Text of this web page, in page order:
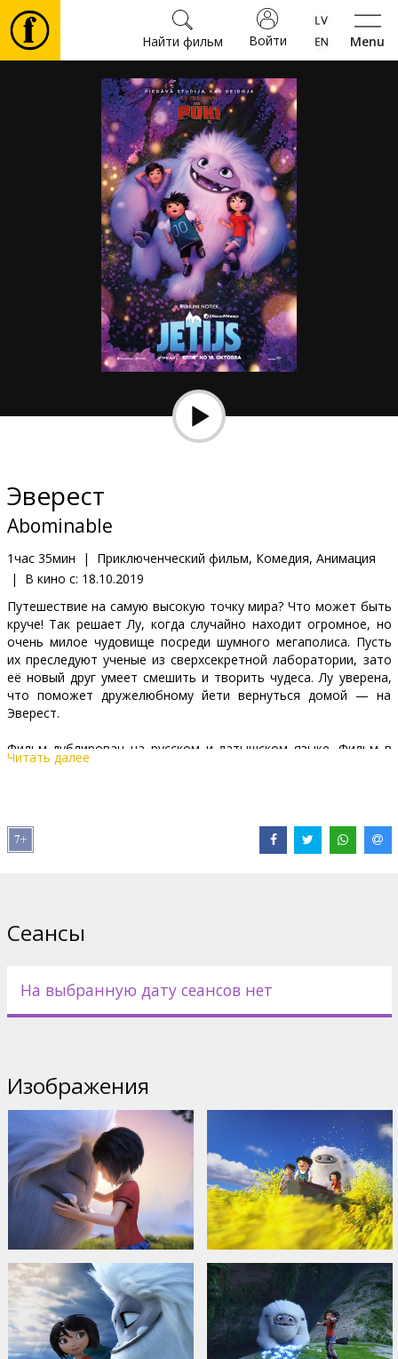
Menu
Войти
Найти фильм
Фильмы
Культура
Мероприятия
Новости
Подарки
Клуб
Эверест
Abominable
1час 35мин |
Приключенческий фильм, Комедия, Анимация
|
В кино с: 18.10.2019
Путешествие на самую высокую точку мира? Что может быть
круче! Так решает Лу, когда случайно находит огромное, но
очень милое чудовище посреди шумного мегаполиса. Пусть
их преследуют ученые из сверхсекретной лаборатории, зато
её новый друг умеет смешить и творить чудеса. Лу уверена,
что поможет дружелюбному йети вернуться домой — на
Эверест.
Фильм дублирован на русском и латышском языке. Фильм в
формате 2D и 3D. Несколько сеансов на английском языке
Дистрибьютор:
Forum Cinemas OU filiāle Latvijā
Читать далее
Сеансы
На выбранную дату сеансов нет
Изображения